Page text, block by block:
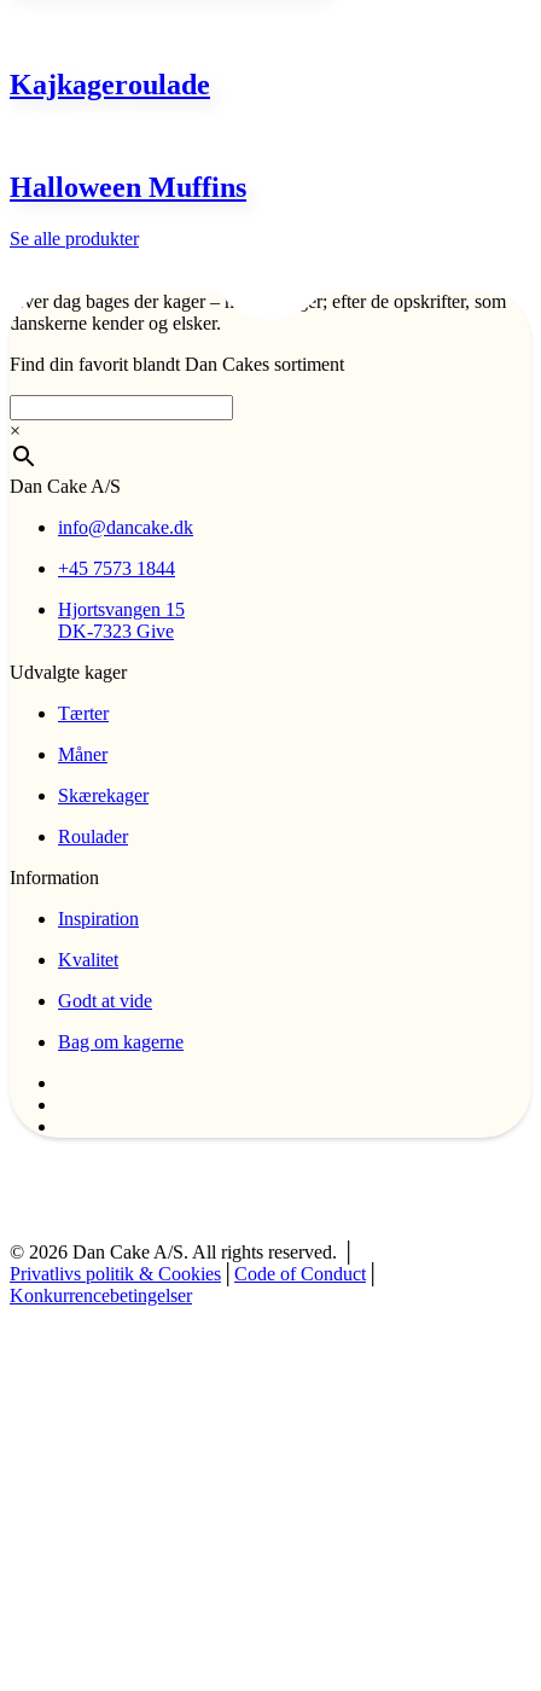
Kajkageroulade
Halloween Muffins
Se alle produkter
Hver dag bages der kager – mange kager; efter de opskrifter, som
danskerne kender og elsker.
Find din favorit blandt Dan Cakes sortiment
×
Dan Cake A/S
info@dancake.dk
+45 7573 1844
Hjortsvangen 15
DK-7323 Give
Udvalgte kager
Tærter
Måner
Skærekager
Roulader
Information
Inspiration
Kvalitet
Godt at vide
Bag om kagerne
© 2026 Dan Cake A/S. All rights reserved. │
Privatlivs politik & Cookies
Code of Conduct
Konkurrencebetingelser